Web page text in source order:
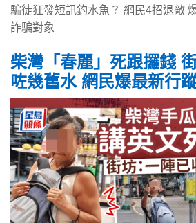
騙徒狂發短訊釣水魚？ 網民4招退敵
詐騙對象
柴灣「春麗」死跟攞錢
咗幾舊水 網民爆最新行